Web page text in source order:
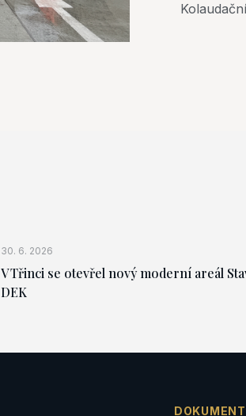
30. 6. 2026
V Třinci se otevřel nový moderní areál
DEK